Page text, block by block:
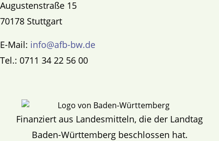
Augustenstraße 15
70178 Stuttgart
E-Mail: info@afb-bw.de
Tel.: 0711 34 22 56 00
Finanziert aus Landesmitteln, die der Landtag
Baden-Württemberg beschlossen hat.